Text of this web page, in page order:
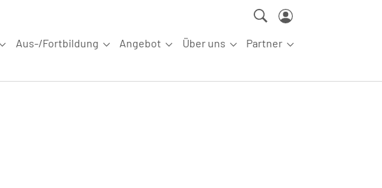
Submenu for "Wettkampfsport"
Aus-/Fortbildung
Submenu for "Aus-/Fortbildung"
Angebot
Submenu for "Angebot"
Über uns
Submenu for "Über uns"
Partner
Submenu for